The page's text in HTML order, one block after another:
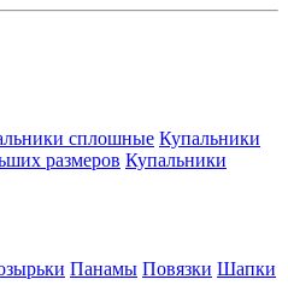
сплошные Купальники
размеров Купальники
Панамы Повязки Шапки